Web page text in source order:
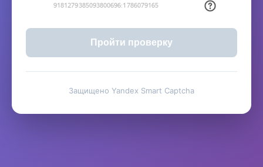
Пройти проверку
Защищено Yandex Smart Captcha